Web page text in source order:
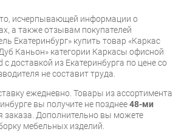
исчерпывающей информации о
а также отзывам покупателей
Екатеринбург» купить товар «Каркас
Каньон» категории Каркасы офисной
доставкой из Екатеринбурга по цене со
не составит труда.
ежедневно. Товары из ассортимента
вы получите не позднее48-ми
Дополнительно вы можете
мебельных изделий.